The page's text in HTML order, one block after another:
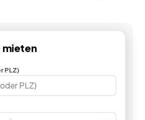
Luxuslimousinen Vermietung
Verfügung. Genießen Sie
mieten.
mieten
PLZ)